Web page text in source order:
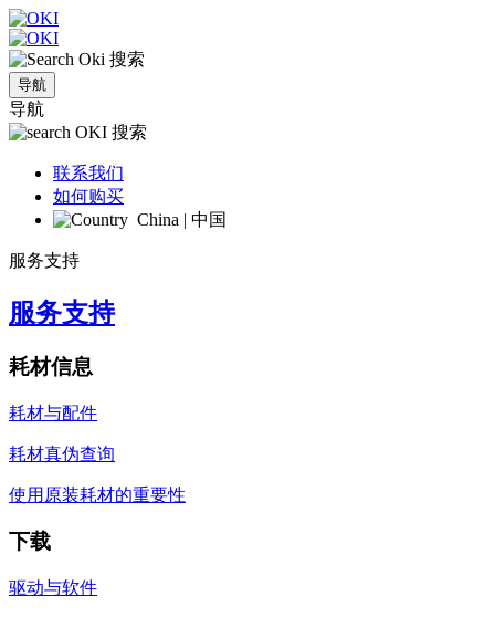
搜索
导航
导航
搜索
联系我们
如何购买
China | 中国
服务支持
服务支持
耗材信息
耗材与配件
耗材真伪查询
使用原装耗材的重要性
下载
驱动与软件